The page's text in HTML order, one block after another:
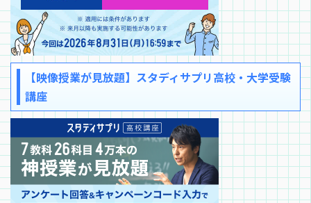
【映像授業が見放題】スタディサプリ高校・大学受験
講座